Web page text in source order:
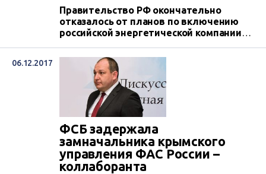
Правительство РФ окончательно
отказалось от планов по включению
российской энергетической компании
аннексированном Крыму АО
«Крымэнерго» из-за опасения, что
«Россети» могут попасть по санкции
Запада.
06.12.2017
ФСБ задержала
замначальника крымского
управления ФАС России –
коллаборанта